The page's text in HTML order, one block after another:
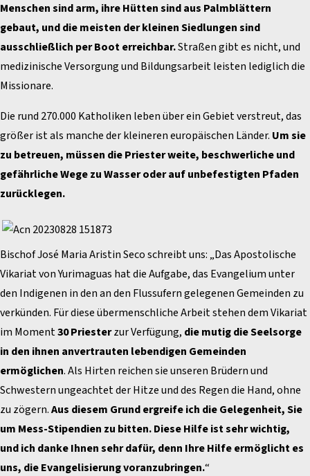
Menschen sind arm, ihre Hütten sind aus Palmblättern
gebaut, und die meisten der kleinen Siedlungen sind
ausschließlich per Boot erreichbar.Straßen gibt es nicht, und
medizinische Versorgung und Bildungsarbeit leisten lediglich die
Missionare.
Die rund 270.000 Katholiken leben über ein Gebiet verstreut, das
größer ist als manche der kleineren europäischen Länder. Um sie
zu betreuen, müssen die Priester weite, beschwerliche und
gefährliche Wege zu Wasser oder auf unbefestigten Pfaden
zurücklegen.
Bischof José Maria Aristin Seco schreibt uns: „Das Apostolische
Vikariat von Yurimaguas hat die Aufgabe, das Evangelium unter
den Indigenen in den an den Flussufern gelegenen Gemeinden zu
verkünden. Für diese übermenschliche Arbeit stehen dem Vikariat
im Moment30 Priesterzur Verfügung, die mutig die Seelsorge
in den ihnen anvertrauten lebendigen Gemeinden
ermöglichen. Als Hirten reichen sie unseren Brüdern und
Schwestern ungeachtet der Hitze und des Regen die Hand, ohne
zu zögern.Aus diesem Grund ergreife ich die Gelegenheit, Sie
um Mess-Stipendien zu bitten. Diese Hilfe ist sehr wichtig,
und ich danke Ihnen sehr dafür, denn Ihre Hilfe ermöglicht es
uns, die Evangelisierung voranzubringen.“